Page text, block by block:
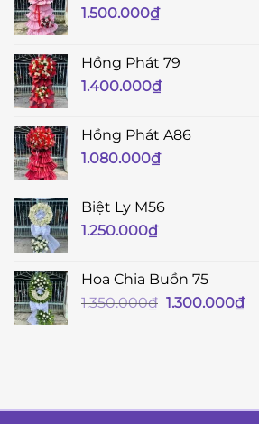
1.500.000₫
Hồng Phát 79
1.400.000₫
Hồng Phát A86
1.080.000₫
Biệt Ly M56
1.250.000₫
Hoa Chia Buồn 75
1.350.000₫ Giá
1.300.000₫Giá